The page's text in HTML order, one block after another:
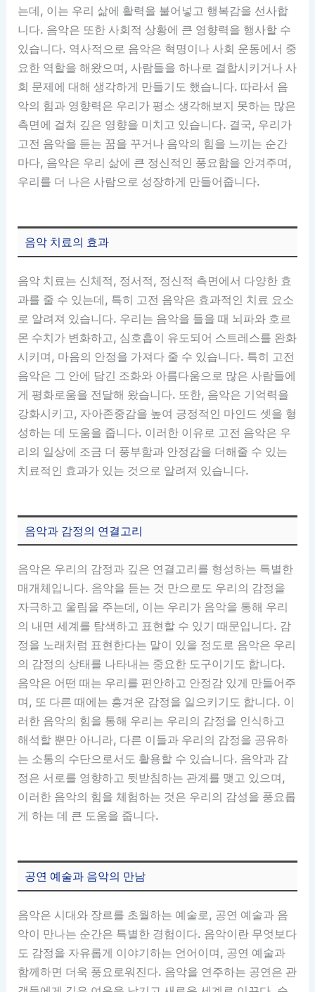
는데, 이는 우리 삶에 활력을 불어넣고 행복감을 선사합
니다. 음악은 또한 사회적 상황에 큰 영향력을 행사할 수
있습니다. 역사적으로 음악은 혁명이나 사회 운동에서 중
요한 역할을 해왔으며, 사람들을 하나로 결합시키거나 사
회 문제에 대해 생각하게 만들기도 했습니다. 따라서 음
악의 힘과 영향력은 우리가 평소 생각해보지 못하는 많은
측면에 걸쳐 깊은 영향을 미치고 있습니다. 결국, 우리가
고전 음악을 듣는 꿈을 꾸거나 음악의 힘을 느끼는 순간
마다, 음악은 우리 삶에 큰 정신적인 풍요함을 안겨주며,
우리를 더 나은 사람으로 성장하게 만들어줍니다.
음악 치료의 효과
음악 치료는 신체적, 정서적, 정신적 측면에서 다양한 효
과를 줄 수 있는데, 특히 고전 음악은 효과적인 치료 요소
로 알려져 있습니다. 우리는 음악을 들을 때 뇌파와 호르
몬 수치가 변화하고, 심호흡이 유도되어 스트레스를 완화
시키며, 마음의 안정을 가져다 줄 수 있습니다. 특히 고전
음악은 그 안에 담긴 조화와 아름다움으로 많은 사람들에
게 평화로움을 전달해 왔습니다. 또한, 음악은 기억력을
강화시키고, 자아존중감을 높여 긍정적인 마인드 셋을 형
성하는 데 도움을 줍니다. 이러한 이유로 고전 음악은 우
리의 일상에 조금 더 풍부함과 안정감을 더해줄 수 있는
치료적인 효과가 있는 것으로 알려져 있습니다.
음악과 감정의 연결고리
음악은 우리의 감정과 깊은 연결고리를 형성하는 특별한
매개체입니다. 음악을 듣는 것 만으로도 우리의 감정을
자극하고 울림을 주는데, 이는 우리가 음악을 통해 우리
의 내면 세계를 탐색하고 표현할 수 있기 때문입니다. 감
정을 노래처럼 표현한다는 말이 있을 정도로 음악은 우리
의 감정의 상태를 나타내는 중요한 도구이기도 합니다.
음악은 어떤 때는 우리를 편안하고 안정감 있게 만들어주
며, 또 다른 때에는 흥겨운 감정을 일으키기도 합니다. 이
러한 음악의 힘을 통해 우리는 우리의 감정을 인식하고
해석할 뿐만 아니라, 다른 이들과 우리의 감정을 공유하
는 소통의 수단으로서도 활용할 수 있습니다. 음악과 감
정은 서로를 영향하고 뒷받침하는 관계를 맺고 있으며,
이러한 음악의 힘을 체험하는 것은 우리의 감성을 풍요롭
게 하는 데 큰 도움을 줍니다.
공연 예술과 음악의 만남
음악은 시대와 장르를 초월하는 예술로, 공연 예술과 음
악이 만나는 순간은 특별한 경험이다. 음악이란 무엇보다
도 감정을 자유롭게 이야기하는 언어이며, 공연 예술과
함께하면 더욱 풍요로워진다. 음악을 연주하는 공연은 관